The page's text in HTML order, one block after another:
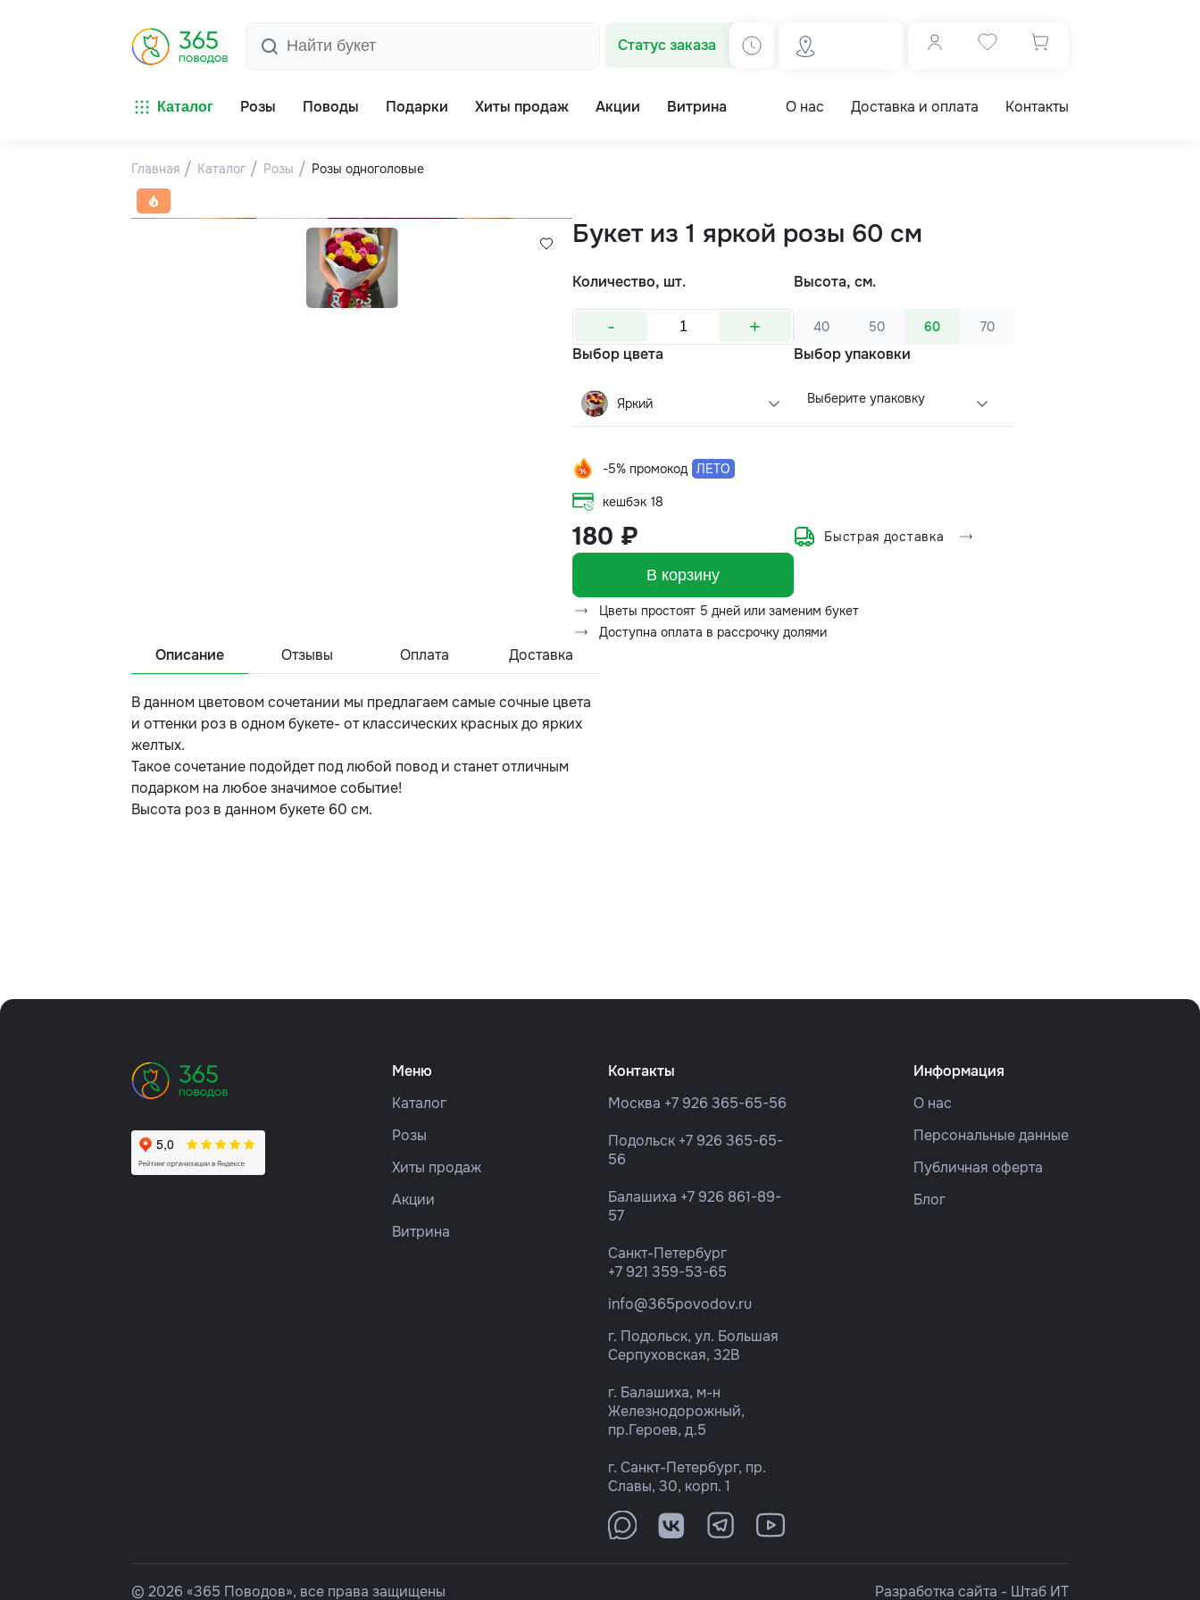
Статус заказа
Каталог Розы Поводы Подарки Хиты продаж Акции Витрина О нас Доставка и оплата Контакты
Главная Каталог Розы Розы одноголовые
Букет из 1 яркой розы 60 см
Количество, шт.
- +
Высота, см.
40 50 60 70
Выбор цвета
Яркий
Выбор упаковки
Выберите упаковку
-5% промокод ЛЕТО
кешбэк 18
180 ₽ Быстрая доставка
В корзину
Цветы простоят 5 дней или заменим букет
Доступна оплата в рассрочку долями
Описание Отзывы Оплата Доставка
В данном цветовом сочетании мы предлагаем самые сочные цвета
и оттенки роз в одном букете- от классических красных до ярких
желтых.
Такое сочетание подойдет под любой повод и станет отличным
подарком на любое значимое событие!
Высота роз в данном букете 60 см.
Меню
Каталог
Розы
Хиты продаж
Акции
Витрина
Контакты
Москва +7 926 365-65-56
Подольск +7 926 365-65-
56
Балашиха +7 926 861-89-
57
Санкт-Петербург
+7 921 359-53-65
info@365povodov.ru
г. Подольск, ул. Большая
Серпуховская, 32В
г. Балашиха, м-н
Железнодорожный,
пр.Героев, д.5
г. Санкт-Петербург, пр.
Славы, 30, корп. 1
Информация
О нас
Персональные данные
Публичная оферта
Блог
© 2026 «365 Поводов», все права защищены Разработка сайта - Штаб ИТ